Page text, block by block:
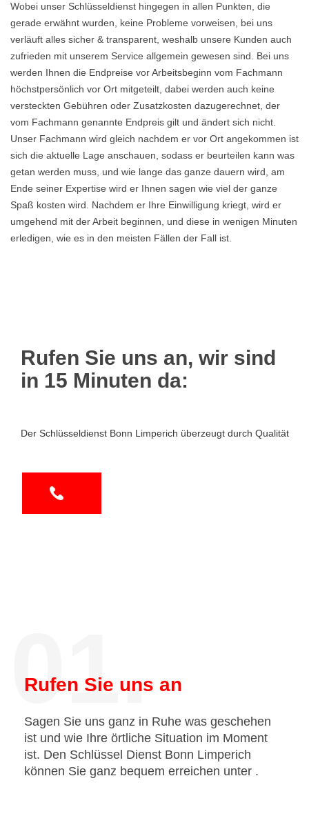
Wobei unser Schlüsseldienst hingegen in allen Punkten, die
gerade erwähnt wurden, keine Probleme vorweisen, bei uns
verläuft alles sicher & transparent, weshalb unsere Kunden auch
zufrieden mit unserem Service allgemein gewesen sind. Bei uns
werden Ihnen die Endpreise vor Arbeitsbeginn vom Fachmann
höchstpersönlich vor Ort mitgeteilt, dabei werden auch keine
versteckten Gebühren oder Zusatzkosten dazugerechnet, der
vom Fachmann genannte Endpreis gilt und ändert sich nicht.
Unser Fachmann wird gleich nachdem er vor Ort angekommen ist
sich die aktuelle Lage anschauen, sodass er beurteilen kann was
getan werden muss, und wie lange das ganze dauern wird, am
Ende seiner Expertise wird er Ihnen sagen wie viel der ganze
Spaß kosten wird. Nachdem er Ihre Einwilligung kriegt, wird er
umgehend mit der Arbeit beginnen, und diese in wenigen Minuten
erledigen, wie es in den meisten Fällen der Fall ist.
Rufen Sie uns an, wir sind
in 15 Minuten da:
Der Schlüsseldienst Bonn Limperich überzeugt durch Qualität
01.
Rufen Sie uns an
Sagen Sie uns ganz in Ruhe was geschehen
ist und wie Ihre örtliche Situation im Moment
ist. Den Schlüssel Dienst Bonn Limperich
können Sie ganz bequem erreichen unter .